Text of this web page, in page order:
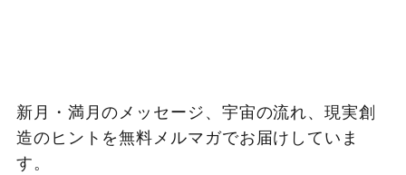
新月・満月のメッセージ、宇宙の流れ、現実創
造のヒントを無料メルマガでお届けしていま
す。